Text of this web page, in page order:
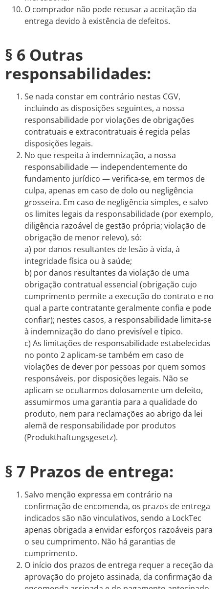
O comprador não pode recusar a aceitação da
entrega devido à existência de defeitos.
§ 6 Outras
responsabilidades:
Se nada constar em contrário nestas CGV,
incluindo as disposições seguintes, a nossa
responsabilidade por violações de obrigações
contratuais e extracontratuais é regida pelas
disposições legais.
No que respeita à indemnização, a nossa
responsabilidade — independentemente do
fundamento jurídico — verifica-se, em termos de
culpa, apenas em caso de dolo ou negligência
grosseira. Em caso de negligência simples, e salvo
os limites legais da responsabilidade (por exemplo,
diligência razoável de gestão própria; violação de
obrigação de menor relevo), só:
a) por danos resultantes de lesão à vida, à
integridade física ou à saúde;
b) por danos resultantes da violação de uma
obrigação contratual essencial (obrigação cujo
cumprimento permite a execução do contrato e no
qual a parte contratante geralmente confia e pode
confiar); nestes casos, a responsabilidade limita-se
à indemnização do dano previsível e típico.
c) As limitações de responsabilidade estabelecidas
no ponto 2 aplicam-se também em caso de
violações de dever por pessoas por quem somos
responsáveis, por disposições legais. Não se
aplicam se ocultarmos dolosamente um defeito,
assumirmos uma garantia para a qualidade do
produto, nem para reclamações ao abrigo da lei
alemã de responsabilidade por produtos
(Produkthaftungsgesetz).
§ 7 Prazos de entrega:
Salvo menção expressa em contrário na
confirmação de encomenda, os prazos de entrega
indicados são não vinculativos, sendo a LockTec
apenas obrigada a envidar esforços razoáveis para
o seu cumprimento. Não há garantias de
cumprimento.
O início dos prazos de entrega requer a receção da
aprovação do projeto assinada, da confirmação da